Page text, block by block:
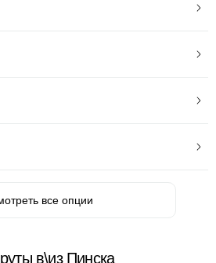
все опции
в\из Пинска